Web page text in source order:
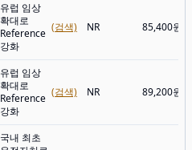
유럽 임상
확대로
Reference
강화
(검색) NR 85,400원
유럽 임상
확대로
Reference
강화
(검색) NR 89,200원
국내 최초